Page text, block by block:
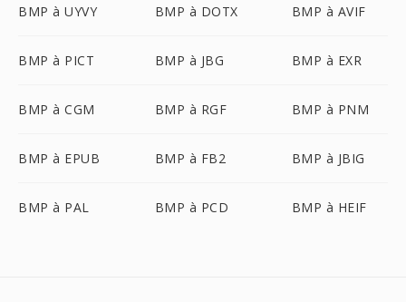
BMP à UYVY BMP à DOTX BMP à AVIF
BMP à PICT BMP à JBG BMP à EXR
BMP à CGM BMP à RGF BMP à PNM
BMP à EPUB BMP à FB2 BMP à JBIG
BMP à PAL BMP à PCD BMP à HEIF